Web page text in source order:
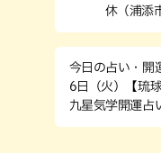
休（浦添
今日の占い・開
6日（火）【琉
九星気学開運占